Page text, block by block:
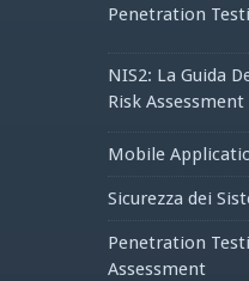
Penetration
NIS2: La Guida
Risk
Mobile
Sicurezza dei
Penetration
Assessment